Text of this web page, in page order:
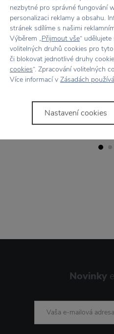
NOFRED
Detská deka Leaf Grey
Prikúpiť
Novinky
nezbytné pro správné fungování
personalizaci reklamy a obsahu.
stránek sdílíme s našimi
Výběrem „Přijmout vše“
volitelných druhů cookies pro
či blokovat jednotlivé druhy
cookies“. Zpracování volitelných
Více informací v Zásadách
Nastavení cookies